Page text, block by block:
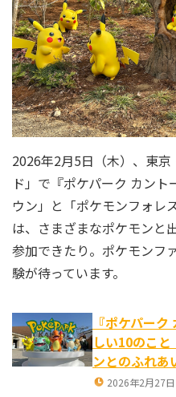
2026年2月5日（木）、東
ド」で『ポケパーク カン
ウン」と「ポケモンフォレ
は、さまざまなポケモンと
参加できたり。ポケモンフ
験が待っています。
『ポケパー
しい10のこ
ンとのふれあ
2026年2月27日